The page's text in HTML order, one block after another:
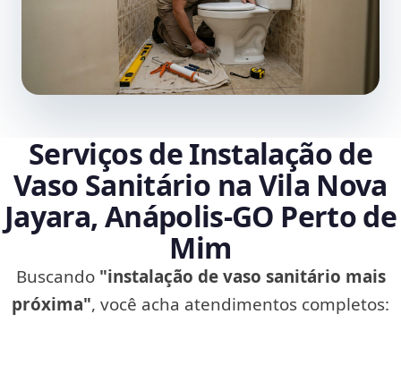
Serviços de Instalação de
Vaso Sanitário na Vila Nova
Jayara, Anápolis‑GO Perto de
Mim
Buscando "instalação de vaso sanitário mais
próxima", você acha atendimentos completos: